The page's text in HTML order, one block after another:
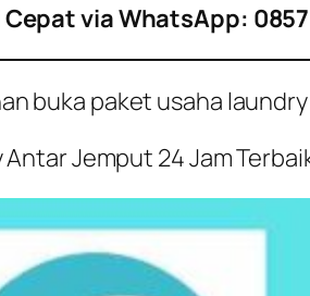
via WhatsApp:
buka paket usaha
Jemput 24 Jam